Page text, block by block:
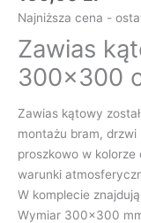
Najniższa cena -
Zawias
300×300
Zawias kątowy
montażu bram,
proszkowo w
warunki
W komplecie
Wymiar 300×300